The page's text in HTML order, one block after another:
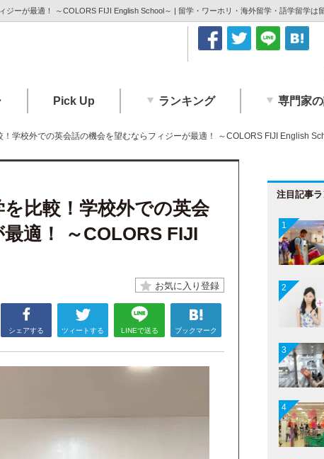
ーが最適！ ～COLORS FIJI English School～ | 留学・ワーホリ・海外留学・語学留学は
Pick Up ランキング 専門家
学校外での英会話の機会を望むならフィジーが最適！ ～COLORS FIJI English
比較！学校外での英会
適！ ～COLORS FIJI
シェアする ツィートする LINEで送る ブックマーク
注目記事
1
2
3
4